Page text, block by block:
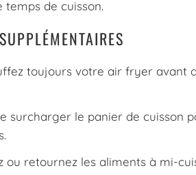
temps de cuisson.
toujours votre air fryer avant
surcharger le panier de cuisson
ou retournez les aliments à mi-